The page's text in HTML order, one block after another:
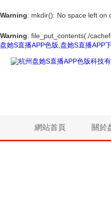
Warning: mkdir(): No space left on
Warning: file_put_contents(./
盘她S直播APP色版,盘她S直播APP
網站首頁 關於